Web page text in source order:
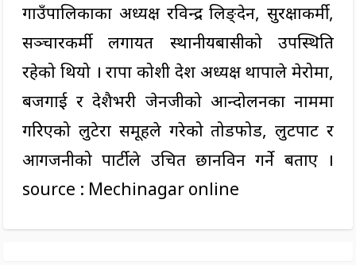
गाउँपालिकाका अध्यक्ष रविन्द्र लिङ्देन, सुरक्षाकर्मी,
सञ्चारकर्मी लगायत स्थानीयबासीको उपस्थिति
रहेको थियो । राप्रपा कोशी प्रदेश अध्यक्ष थापाले मेरोमा,
बजगाई र देशैभरी जेनजीको आन्दोलनका नाममा
गरिएको लुटेरा समूहले गरेको तोडफोड, लुटपाट र
आगजनीको पार्टीले उचित छानविन गर्ने बताए ।
source : Mechinagar online